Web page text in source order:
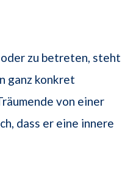
oder zu betreten, steht
ganz konkret
von einer
dass er eine innere